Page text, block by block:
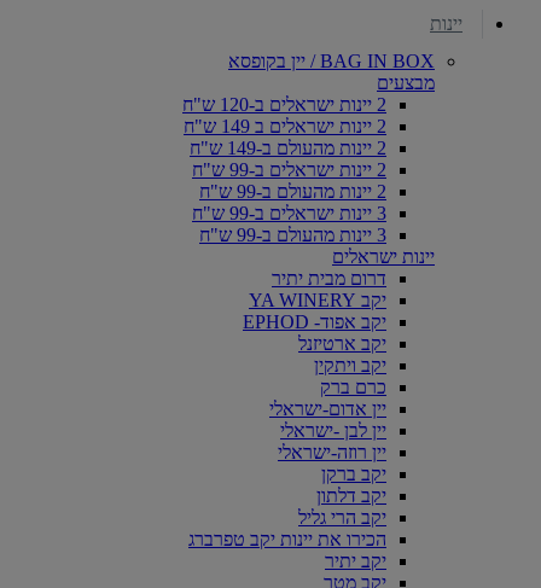
יינות
BAG IN BOX / יין בקופסא
מבצעים
2 יינות ישראלים ב-120 ש"ח
2 יינות ישראלים ב 149 ש"ח
2 יינות מהעולם ב-149 ש"ח
2 יינות ישראלים ב-99 ש"ח
2 יינות מהעולם ב-99 ש"ח
3 יינות ישראלים ב-99 ש"ח
3 יינות מהעולם ב-99 ש"ח
יינות ישראלים
דרום מבית יתיר
יקב YA WINERY
יקב אפוד- EPHOD
יקב ארטיזנל
יקב ויתקין
כרם ברק
יין אדום-ישראלי
יין לבן -ישראלי
יין רוזה-ישראלי
יקב ברקן
יקב דלתון
יקב הרי גליל
הכירו את יינות יקב טפרברג
יקב יתיר
יקב מטר